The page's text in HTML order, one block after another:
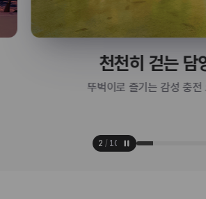
천천히 걷는 담
뚜벅이로 즐기는 감성 충전
2 / 10